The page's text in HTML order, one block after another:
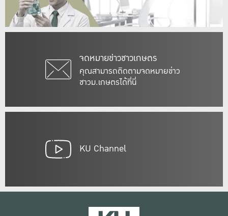
จดหมายข่าวชาวเกษตร
คุณสามารถติดตามจดหมายข่าว
ชาวม.เกษตรได้ที่นี่
KU Channel